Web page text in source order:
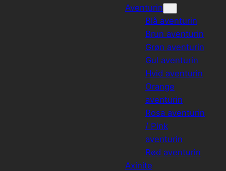
Aventurin
Blå aventurin
Brun aventurin
Grøn aventurin
Gul aventurin
Hvid aventurin
Orange
aventurin
Rosa aventurin
/ Pink
aventurin
Rød aventurin
Axinite